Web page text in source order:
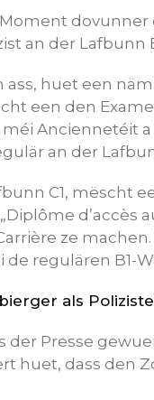
Moment
an der Lafbunn
huet een
een den
méi Anciennetéit
an der
C1, mëscht
d’accès
ze
regulären B1-
als
der Presse
huet, dass den